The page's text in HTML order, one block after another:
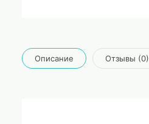
Описание Отзывы (0)